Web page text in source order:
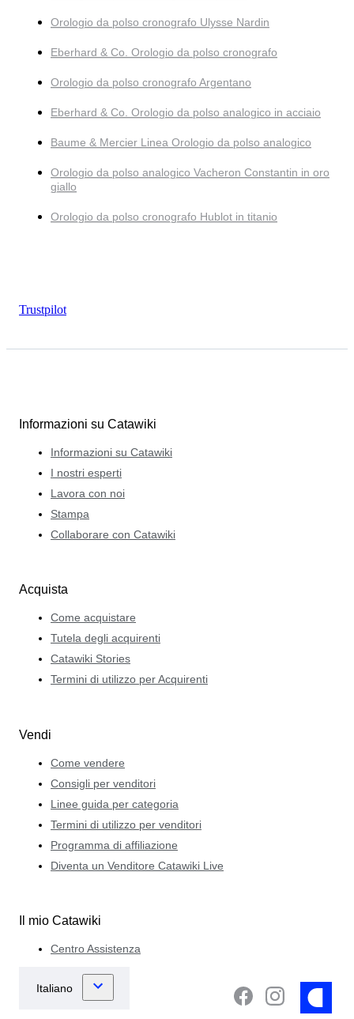
Orologio da polso cronografo Ulysse Nardin
Eberhard & Co. Orologio da polso cronografo
Orologio da polso cronografo Argentano
Eberhard & Co. Orologio da polso analogico in acciaio
Baume & Mercier Linea Orologio da polso analogico
Orologio da polso analogico Vacheron Constantin in oro
giallo
Orologio da polso cronografo Hublot in titanio
Trustpilot
Informazioni su Catawiki
Informazioni su Catawiki
I nostri esperti
Lavora con noi
Stampa
Collaborare con Catawiki
Acquista
Come acquistare
Tutela degli acquirenti
Catawiki Stories
Termini di utilizzo per Acquirenti
Vendi
Come vendere
Consigli per venditori
Linee guida per categoria
Termini di utilizzo per venditori
Programma di affiliazione
Diventa un Venditore Catawiki Live
Il mio Catawiki
Centro Assistenza